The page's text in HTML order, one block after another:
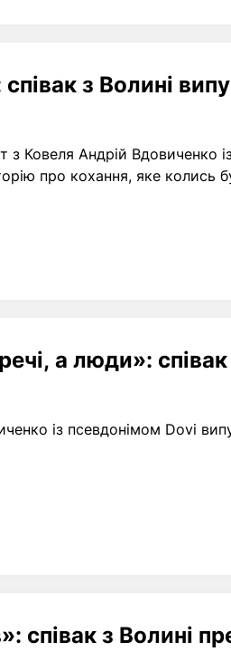
з Волині
з Ковеля Андрій Вдовиченко
про кохання, яке колись
а люди»:
із псевдонімом Dovi
співак з Волині